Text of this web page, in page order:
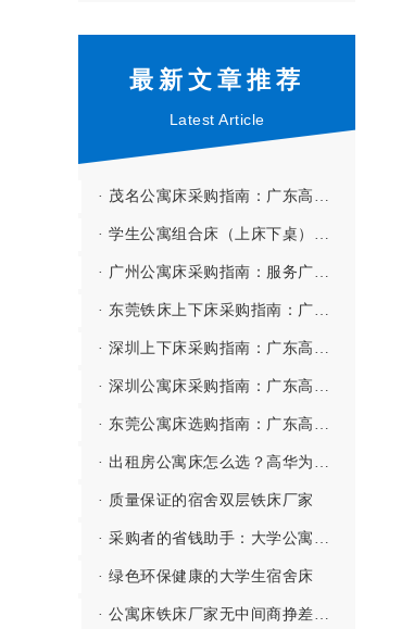
最新文章推荐
Latest Article
· 茂名公寓床采购指南：广东高华家具有限公司——深茂联动、高效服务粤西市场的公寓床源头厂家
· 学生公寓组合床（上床下桌）都有哪些配置？
· 广州公寓床采购指南：服务广州市北培高级中学等全寄宿制学校的公寓床源头厂家
· 东莞铁床上下床采购指南：广东高华家具有限公司——立足家具之都、专注高性价比的上下铁床源头厂家
· 深圳上下床采购指南：广东高华家具有限公司——深莞同城、专注垂直空间利用的宿舍上下床源头厂家
· 深圳公寓床采购指南：广东高华家具有限公司——深莞同城、服务鹏城的公寓床源头厂家
· 东莞公寓床选购指南：广东高华家具有限公司——深耕东莞、服务全国的公寓床源头厂家
· 出租房公寓床怎么选？高华为您打造舒适生活体验！
· 质量保证的宿舍双层铁床厂家
· 采购者的省钱助手：大学公寓床批发厂家
· 绿色环保健康的大学生宿舍床
· 公寓床铁床厂家无中间商挣差价，省事更省心